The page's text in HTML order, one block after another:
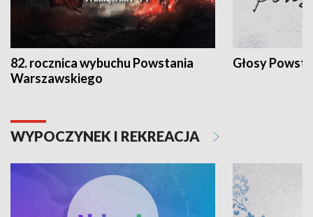
82. rocznica wybuchu Powstania
Warszawskiego
Głosy
WYPOCZYNEK I REKREACJA